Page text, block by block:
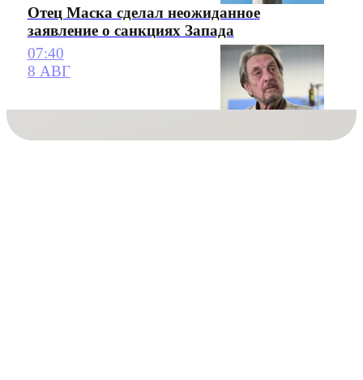
Отец Маска сделал неожиданное
заявление о санкциях Запада
07:40
8 АВГ